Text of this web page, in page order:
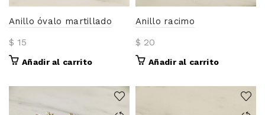
Anillo óvalo martillado
$ 15
Añadir al carrito
Anillo racimo
$ 20
Añadir al carrito